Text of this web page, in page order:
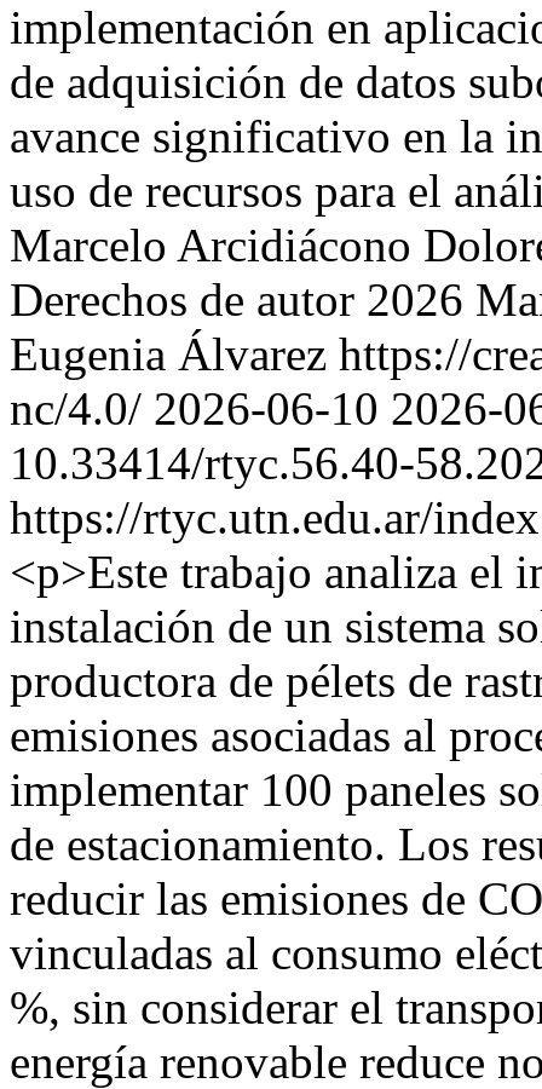
implementación en
de adquisición de datos
avance significativo en la
uso de recursos para el
Marcelo Arcidiácono
Derechos de autor 2026
Eugenia Álvarez https://
nc/4.0/ 2026-06-10 2026-
10.33414/rtyc.56.40-
https://rtyc.utn.edu.ar/
<p>Este trabajo analiza el
instalación de un sistema
productora de pélets de
emisiones asociadas al
implementar 100 paneles
de estacionamiento. Los
reducir las emisiones de
vinculadas al consumo
%, sin considerar el
energía renovable reduce